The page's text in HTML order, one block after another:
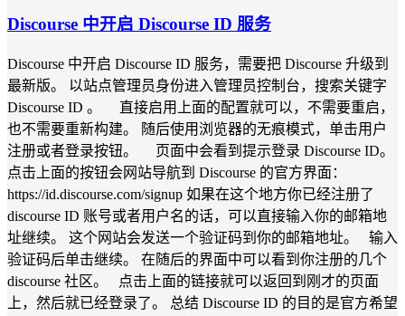
Discourse 中开启 Discourse ID 服务
Discourse 中开启 Discourse ID 服务，需要把 Discourse 升级到
最新版。 以站点管理员身份进入管理员控制台，搜索关键字
Discourse ID 。 直接启用上面的配置就可以，不需要重启，
也不需要重新构建。 随后使用浏览器的无痕模式，单击用户
注册或者登录按钮。 页面中会看到提示登录 Discourse ID。
点击上面的按钮会网站导航到 Discourse 的官方界面：
https://id.discourse.com/signup 如果在这个地方你已经注册了
discourse ID 账号或者用户名的话，可以直接输入你的邮箱地
址继续。 这个网站会发送一个验证码到你的邮箱地址。 输入
验证码后单击继续。 在随后的界面中可以看到你注册的几个
discourse 社区。 点击上面的链接就可以返回到刚才的页面
上，然后就已经登录了。 总结 Discourse ID 的目的是官方希望